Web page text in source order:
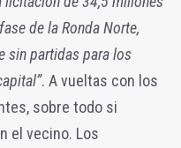
de la Ronda Norte,
sin partidas para los
. A vueltas con los
sobre todo si
el vecino. Los